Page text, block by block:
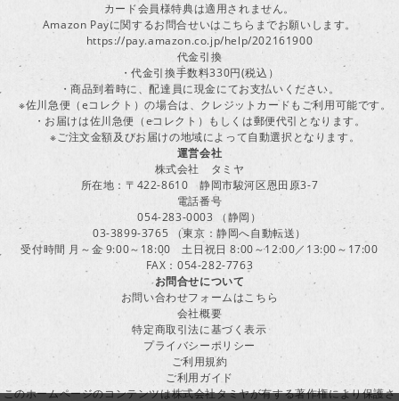
カード会員様特典は適用されません。
Amazon Payに関するお問合せいはこちらまでお願いします。
https://pay.amazon.co.jp/help/202161900
代金引換
・代金引換手数料330円(税込）
・商品到着時に、配達員に現金にてお支払いください。
※佐川急便（eコレクト）の場合は、クレジットカードもご利用可能です。
・お届けは佐川急便（eコレクト）もしくは郵便代引となります。
※ご注文金額及びお届けの地域によって自動選択となります。
運営会社
株式会社 タミヤ
所在地：〒422-8610 静岡市駿河区恩田原3-7
電話番号
054-283-0003 （静岡）
03-3899-3765 （東京：静岡へ自動転送）
受付時間 月～金 9:00～18:00 土日祝日 8:00～12:00／13:00～17:00
FAX：054-282-7763
お問合せについて
お問い合わせフォームはこちら
会社概要
特定商取引法に基づく表示
プライバシーポリシー
ご利用規約
ご利用ガイド
このホームページのコンテンツは株式会社タミヤが有する著作権により保護さ